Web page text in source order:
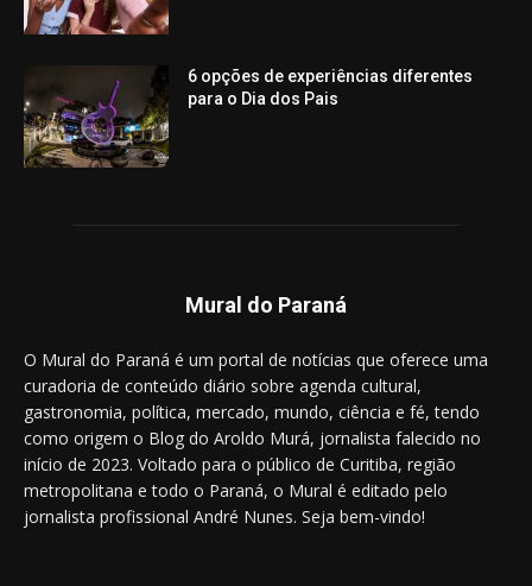
6 opções de experiências diferentes
para o Dia dos Pais
Mural do Paraná
O Mural do Paraná é um portal de notícias que oferece uma
curadoria de conteúdo diário sobre agenda cultural,
gastronomia, política, mercado, mundo, ciência e fé, tendo
como origem o Blog do Aroldo Murá, jornalista falecido no
início de 2023. Voltado para o público de Curitiba, região
metropolitana e todo o Paraná, o Mural é editado pelo
jornalista profissional André Nunes. Seja bem-vindo!